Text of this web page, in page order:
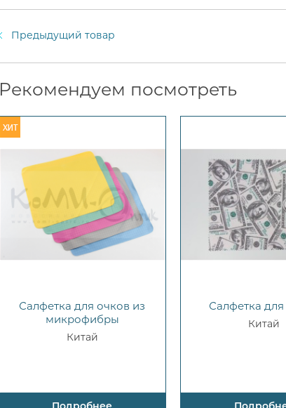
Предыдущий товар
Рекомендуем посмотреть
Салфетка для очков из
микрофибры
Китай
Салфетка
Китай